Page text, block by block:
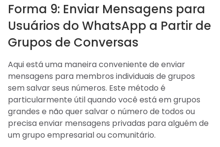
Forma 9: Enviar Mensagens para
Usuários do WhatsApp a Partir de
Grupos de Conversas
Aqui está uma maneira conveniente de enviar
mensagens para membros individuais de grupos
sem salvar seus números. Este método é
particularmente útil quando você está em grupos
grandes e não quer salvar o número de todos ou
precisa enviar mensagens privadas para alguém de
um grupo empresarial ou comunitário.